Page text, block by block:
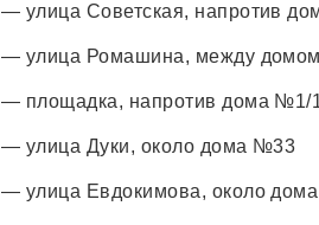
— улица Советская, напротив
— улица Ромашина, между
— площадка, напротив дома №1/
— улица Дуки, около дома №33
— улица Евдокимова, около